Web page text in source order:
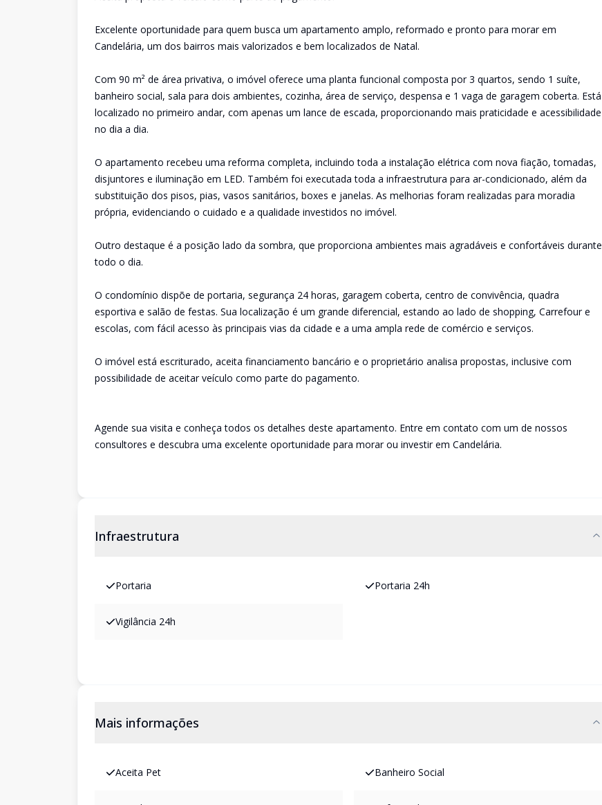
Excelente oportunidade para quem busca um apartamento amplo, reformado e pronto para morar em
Candelária, um dos bairros mais valorizados e bem localizados de Natal.
Com 90 m² de área privativa, o imóvel oferece uma planta funcional composta por 3 quartos, sendo 1 suíte,
banheiro social, sala para dois ambientes, cozinha, área de serviço, despensa e 1 vaga de garagem coberta. Está
localizado no primeiro andar, com apenas um lance de escada, proporcionando mais praticidade e acessibilidade
no dia a dia.
O apartamento recebeu uma reforma completa, incluindo toda a instalação elétrica com nova fiação, tomadas,
disjuntores e iluminação em LED. Também foi executada toda a infraestrutura para ar-condicionado, além da
substituição dos pisos, pias, vasos sanitários, boxes e janelas. As melhorias foram realizadas para moradia
própria, evidenciando o cuidado e a qualidade investidos no imóvel.
Outro destaque é a posição lado da sombra, que proporciona ambientes mais agradáveis e confortáveis durante
todo o dia.
O condomínio dispõe de portaria, segurança 24 horas, garagem coberta, centro de convivência, quadra
esportiva e salão de festas. Sua localização é um grande diferencial, estando ao lado de shopping, Carrefour e
escolas, com fácil acesso às principais vias da cidade e a uma ampla rede de comércio e serviços.
O imóvel está escriturado, aceita financiamento bancário e o proprietário analisa propostas, inclusive com
possibilidade de aceitar veículo como parte do pagamento.
Agende sua visita e conheça todos os detalhes deste apartamento. Entre em contato com um de nossos
consultores e descubra uma excelente oportunidade para morar ou investir em Candelária.
Infraestrutura
Portaria Portaria 24h
Vigilância 24h
Mais informações
Aceita Pet Banheiro Social